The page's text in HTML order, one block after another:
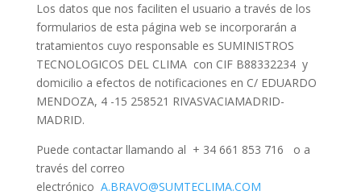
Los datos que nos faciliten el usuario a través de los
formularios de esta página web se incorporarán a
tratamientos cuyo responsable es SUMINISTROS
TECNOLOGICOS DEL CLIMA con CIF B88332234 y
domicilio a efectos de notificaciones en C/ EDUARDO
MENDOZA, 4 -15 258521 RIVASVACIAMADRID-
MADRID.
Puede contactar llamando al + 34 661 853 716
o a
través del correo
electrónico A.BRAVO@SUMTECLIMA.COM